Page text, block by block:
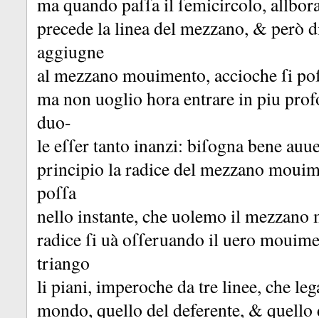
precede la linea del mezzano, & però
aggiugne
al mezzano mouimento, accioche ſi
ma non uoglio hora entrare in piu
duo-
le eſſer tanto inanzi: biſogna bene
principio la radice del mezzano
poſſa
nello instante, che uolemo il
radice ſi uà oſſeruando il uero
triango
li piani, imperoche da tre linee, che
mondo, quello del deferente, & quello